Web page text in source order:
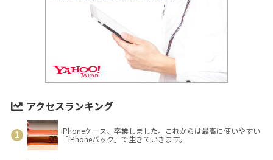
アクセスランキング
iPhoneケース、卒業しました。これからは最高に使いやすい
「iPhoneバック」で生きていきます。